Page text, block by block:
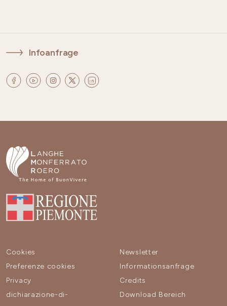
Infoanfrage
Cookies
Preferenze cookies
Privacy
dichiarazione-di-
Newsletter
Informationsanfrage
Credits
Download Bereich